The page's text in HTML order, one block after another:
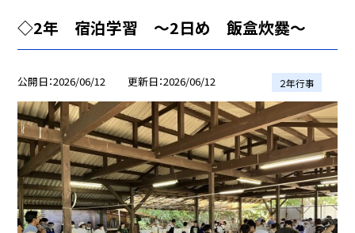
◇2年 宿泊学習 〜2日め 飯盒炊爨〜
公開日 2026/06/12 更新日 2026/06/12 ２年行事